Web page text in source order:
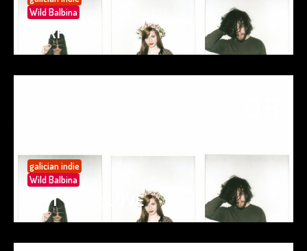
Wild Balbina
SURFIN’
galician indie
Wild Balbina
SPIT YOUR LOVE